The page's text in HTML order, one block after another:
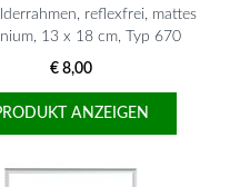
reflexfrei, mattes
13 x 18 cm, Typ 670
€ 8,00
ANZEIGEN